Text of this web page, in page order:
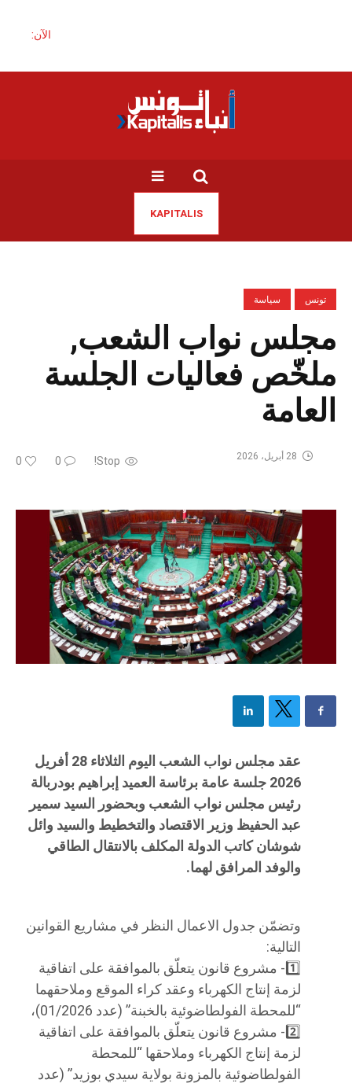
الآن:
KAPITALIS
تونس سياسة
مجلس نواب الشعب,
ملخّص فعاليات الجلسة
العامة
Stop!
0
0 28 أبريل، 2026
عقد مجلس نواب الشعب اليوم الثلاثاء 28 أفريل
2026 جلسة عامة برئاسة العميد إبراهيم بودربالة
رئيس مجلس نواب الشعب وبحضور السيد سمير
عبد الحفيظ وزير الاقتصاد والتخطيط والسيد وائل
شوشان كاتب الدولة المكلف بالانتقال الطاقي
والوفد المرافق لهما.
وتضمّن جدول الاعمال النظر في مشاريع القوانين
التالية:
1️⃣- مشروع قانون يتعلّق بالموافقة على اتفاقية
لزمة إنتاج الكهرباء وعقد كراء الموقع وملاحقهما
“للمحطة الفولطاضوئية بالخبنة” (عدد 01/2026)،
2️⃣- مشروع قانون يتعلّق بالموافقة على اتفاقية
لزمة إنتاج الكهرباء وملاحقها “للمحطة
الفولطاضوئية بالمزونة بولاية سيدي بوزيد” (عدد